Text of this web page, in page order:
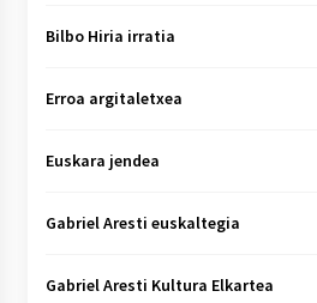
Bilbo Hiria irratia
Erroa argitaletxea
Euskara jendea
Gabriel Aresti euskaltegia
Gabriel Aresti Kultura Elkartea